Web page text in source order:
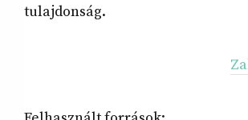
tulajdonság.